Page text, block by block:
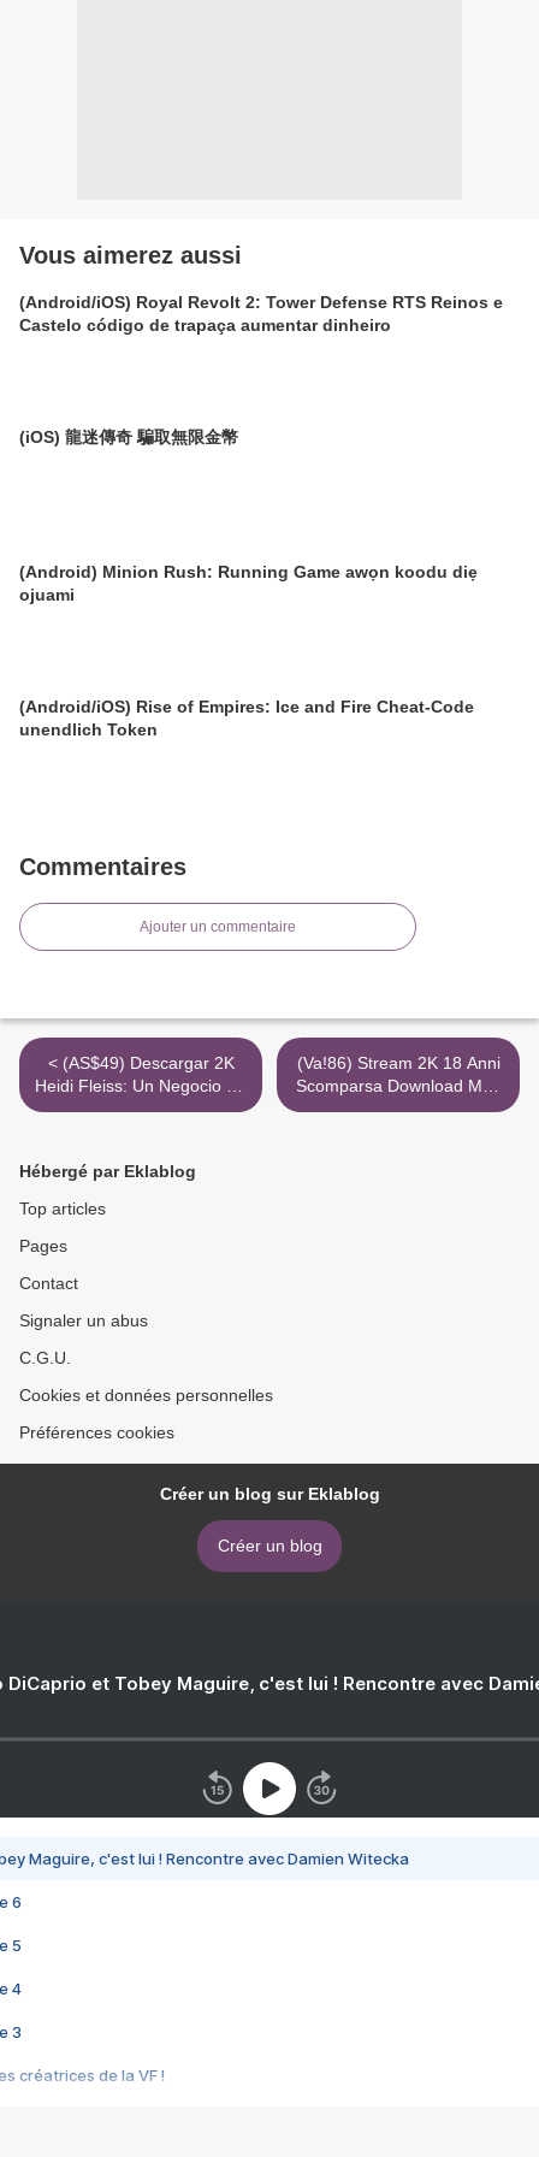
Vous aimerez aussi
(Android/iOS) Royal Revolt 2: Tower Defense RTS Reinos e
Castelo código de trapaça aumentar dinheiro
(iOS) 龍迷傳奇 騙取無限金幣
(Android) Minion Rush: Running Game awọn koodu diẹ
ojuami
(Android/iOS) Rise of Empires: Ice and Fire Cheat-Code
unendlich Token
Commentaires
Ajouter un commentaire
< (AS$49) Descargar 2K
Heidi Fleiss: Un Negocio De
Lujo 3Gp Espanol Latino
(Va!86) Stream 2K 18 Anni
Scomparsa Download Mp4
>
Hébergé par Eklablog
Top articles
Pages
Contact
Signaler un abus
C.G.U.
Cookies et données personnelles
Préférences cookies
Créer un blog sur Eklablog
Créer un blog
DiCaprio et Tobey Maguire, c'est lui ! Rencontre avec
Maguire, c'est lui ! Rencontre avec Damien Witecka
6
5
4
3
créatrices de la VF !